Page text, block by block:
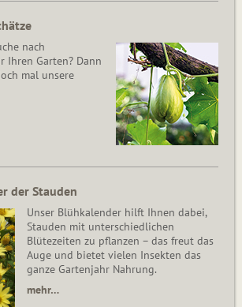
nach
Ihren Garten? Dann
mal unsere
der Stauden
Unser Blühkalender hilft Ihnen dabei,
Stauden mit unterschiedlichen
Blütezeiten zu pflanzen – das freut das
Auge und bietet vielen Insekten das
ganze Gartenjahr Nahrung.
mehr…